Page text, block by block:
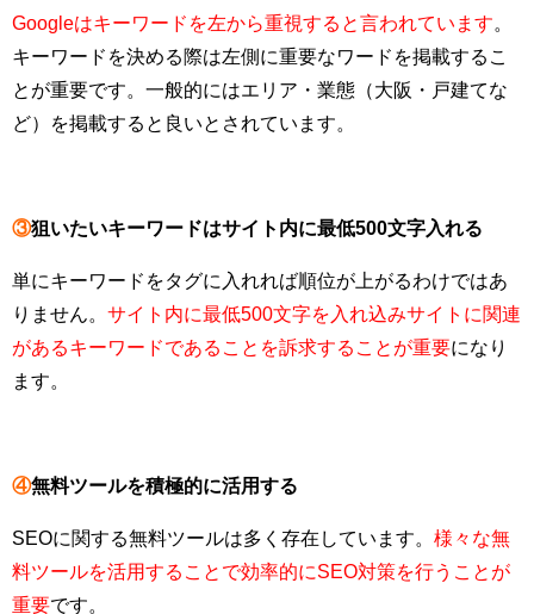
Googleはキーワードを左から重視すると言われています。
キーワードを決める際は左側に重要なワードを掲載するこ
とが重要です。一般的にはエリア・業態（大阪・戸建てな
ど）を掲載すると良いとされています。
③狙いたいキーワードはサイト内に最低500文字入れる
単にキーワードをタグに入れれば順位が上がるわけではあ
りません。 サイト内に最低500文字を入れ込みサイトに関連
があるキーワードであることを訴求することが重要になり
ます。
④無料ツールを積極的に活用する
SEOに関する無料ツールは多く存在しています。 様々な無
料ツールを活用することで効率的にSEO対策を行うことが
重要です。